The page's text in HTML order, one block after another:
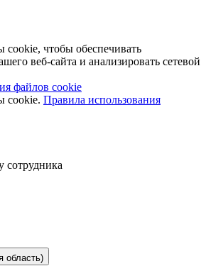
чтобы обеспечивать
веб-сайта и анализировать сетевой
файлов cookie
cookie. Правила использования
сотрудника
область)